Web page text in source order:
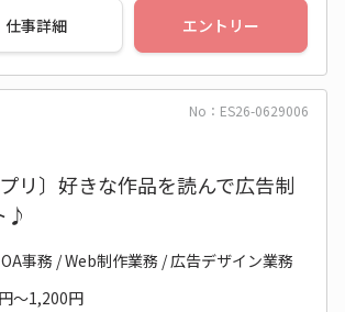
仕事詳細 エントリー
No：ES26-0629006
リ〕好きな作品を読んで広告制
♪
事務 / Web制作業務 / 広告デザイン業務
～1,200円